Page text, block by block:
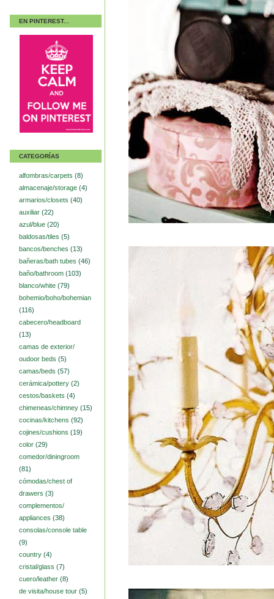
EN PINTEREST...
CATEGORÍAS
alfombras/carpets (8)
almacenaje/storage (4)
armarios/closets (40)
auxiliar (22)
azul/blue (20)
baldosas/tiles (5)
bancos/benches (13)
bañeras/bath tubes (46)
baño/bathroom (103)
blanco/white (79)
bohemio/boho/bohemian
(116)
cabecero/headboard
(13)
camas de exterior/
oudoor beds (5)
camas/beds (57)
cerámica/pottery (2)
cestos/baskets (4)
chimeneas/chimney (15)
cocinas/kitchens (92)
cojines/cushions (19)
color (29)
comedor/diningroom
(81)
cómodas/chest of
drawers (3)
complementos/
appliances (38)
consolas/console table
(9)
country (4)
cristal/glass (7)
cuero/leather (8)
de visita/house tour (5)